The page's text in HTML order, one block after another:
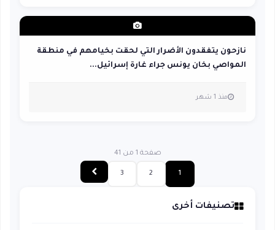
نازحون يتفقدون الأضرار التي لحقت بخيامهم في منطقة
المواصي بخان يونس جراء غارة إسرائيل...
منذ 1 شهر
صفحة 1 من 41
1
2
3
تصنيفات أخرى